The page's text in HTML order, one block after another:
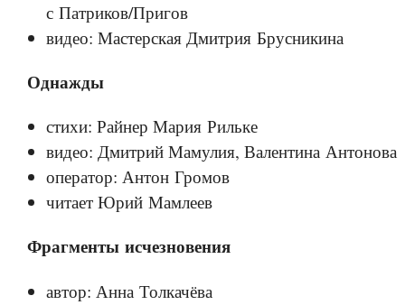
с Патриков/Пригов
видео: Мастерская Дмитрия Брусникина
Однажды
стихи: Райнер Мария Рильке
видео: Дмитрий Мамулия, Валентина Антонова
оператор: Антон Громов
читает Юрий Мамлеев
Фрагменты исчезновения
автор: Анна Толкачёва